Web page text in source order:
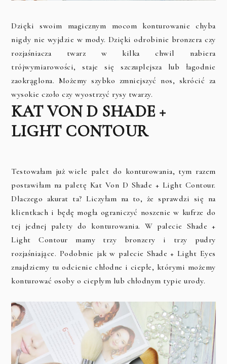
Dzięki swoim magicznym mocom konturowanie chyba
nigdy nie wyjdzie w mody. Dzięki odrobinie bronzera czy
rozjaśniacza twarz w kilka chwil nabiera
trójwymiarowości, staje się szczuplejsza lub łagodnie
zaokrąglona. Możemy szybko zmniejszyć nos, skrócić za
wysokie czoło czy wyostrzyć rysy twarzy.
KAT VON D SHADE +
LIGHT CONTOUR
Testowałam już wiele palet do konturowania, tym razem
postawiłam na paletę Kat Von D Shade + Light Contour.
Dlaczego akurat ta? Liczyłam na to, że sprawdzi się na
klientkach i będę mogła ograniczyć noszenie w kufrze do
tej jednej palety do konturowania. W palecie Shade +
Light Contour mamy trzy bronzery i trzy pudry
rozjaśniające. Podobnie jak w palecie Shade + Light Eyes
znajdziemy tu odcienie chłodne i ciepłe, którymi możemy
konturować osoby o ciepłym lub chłodnym typie urody.